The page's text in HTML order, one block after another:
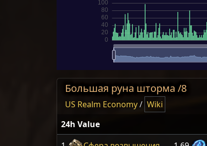
Большая руна шторма /8
US Realm Economy/ Wiki
24h Value